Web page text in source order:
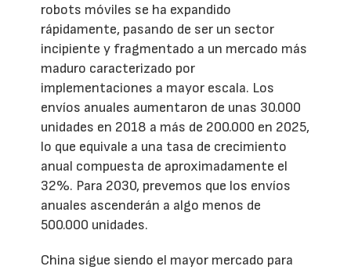
robots móviles se ha expandido
rápidamente, pasando de ser un sector
incipiente y fragmentado a un mercado más
maduro caracterizado por
implementaciones a mayor escala. Los
envíos anuales aumentaron de unas 30.000
unidades en 2018 a más de 200.000 en 2025,
lo que equivale a una tasa de crecimiento
anual compuesta de aproximadamente el
32%. Para 2030, prevemos que los envíos
anuales ascenderán a algo menos de
500.000 unidades.
China sigue siendo el mayor mercado para